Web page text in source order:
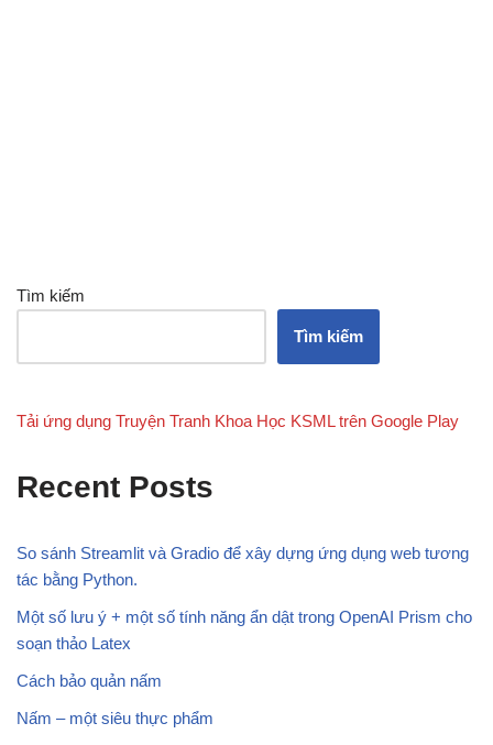
Tìm kiếm
Tìm kiếm
Tải ứng dụng Truyện Tranh Khoa Học KSML trên Google Play
Recent Posts
So sánh Streamlit và Gradio để xây dựng ứng dụng web tương
tác bằng Python.
Một số lưu ý + một số tính năng ẩn dật trong OpenAI Prism cho
soạn thảo Latex
Cách bảo quản nấm
Nấm – một siêu thực phẩm